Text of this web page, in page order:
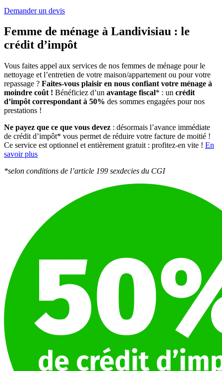
Demander un devis
Femme de ménage à Landivisiau : le
crédit d’impôt
Vous faites appel aux services de nos femmes de ménage pour le
nettoyage et l’entretien de votre maison/appartement ou pour votre
repassage ? Faites-vous plaisir en nous confiant votre ménage à
moindre coût ! Bénéficiez d’un avantage fiscal* : un crédit
d’impôt correspondant à 50% des sommes engagées pour nos
prestations !
Ne payez que ce que vous devez : désormais l’avance immédiate
de crédit d’impôt* vous permet de réduire votre facture de moitié !
Ce service est optionnel et entièrement gratuit : profitez-en vite ! En
savoir plus
*selon conditions de l’article 199 sexdecies du CGI